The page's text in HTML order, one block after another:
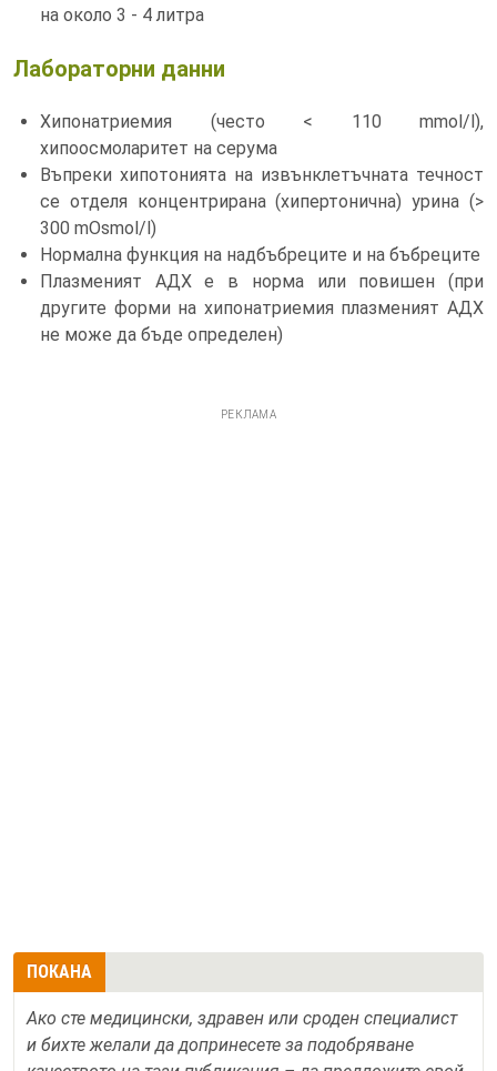
на около 3 - 4 литра
Лабораторни данни
Хипонатриемия (често < 110 mmol/l),
хипоосмоларитет на серума
Въпреки хипотонията на извънклетъчната течност
се отделя концентрирана (хипертонична) урина (>
300 mOsmol/l)
Нормална функция на надбъбреците и на бъбреците
Плазменият АДХ е в норма или повишен (при
другите форми на хипонатриемия плазменият АДХ
не може да бъде определен)
РЕКЛАМА
ПОКАНА
Ако сте медицински, здравен или сроден специалист
и бихте желали да допринесете за подобряване